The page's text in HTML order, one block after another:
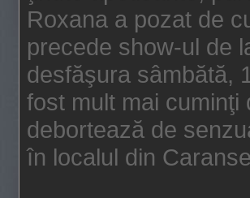
Roxana a pozat de
precede show-ul de
desfăşura sâmbătă,
fost mult mai
debortează de
în localul din